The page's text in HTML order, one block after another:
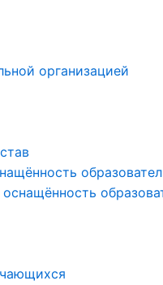
организацией